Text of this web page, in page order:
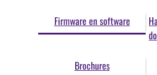
Firmware en software
Brochures